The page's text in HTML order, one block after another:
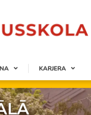
KARJERA